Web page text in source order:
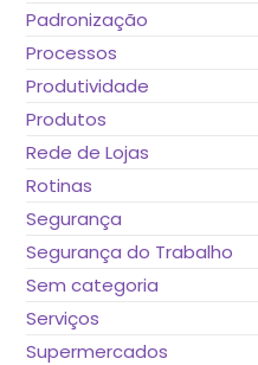
Padronização
Processos
Produtividade
Produtos
Rede de Lojas
Rotinas
Segurança
Segurança do Trabalho
Sem categoria
Serviços
Supermercados